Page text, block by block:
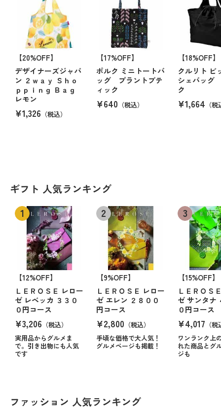
【20%OFF】
デザイナーズジャパ
ン ２ｗａｙ Ｓｈｏ
ｐｐｉｎｇ Ｂａｇ
レモン
¥1,326 （税込）
【17%OFF】
ポルク ミニトートバ
ッグ プラントブテ
ィック
¥640 （税込）
【18%OFF】
クルリト ビ
シェバッグ
ク
¥1,664 （
ギフト 人気ランキング
【12%OFF】
ＬＥＲＯＳＥ レロー
ゼ レベッカ ３３０
０円コース
¥3,206 （税込）
実用品からグルメま
で。引き出物にも人気
です
【9%OFF】
ＬＥＲＯＳＥ レロー
ゼ エレン ２８００
円コース
¥2,800 （税込）
手頃な価格で大人気！
グルメページも掲載！
【15%OFF】
ＬＥＲＯＳ
ゼ サンタナ
０円コース
¥4,017 （
ワンランク上
れた商品とグ
ジも
ファッション 人気ランキング